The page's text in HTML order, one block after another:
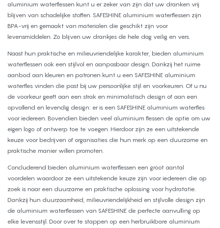
aluminium waterflessen kunt u er zeker van zijn dat uw dranken vrij
blijven van schadelijke stoffen. SAFESHINE aluminium waterflessen zijn
BPA-vrij en gemaakt van materialen die geschikt zijn voor
levensmiddelen. Zo blijven uw drankjes de hele dag veilig en vers.
Naast hun praktische en milieuvriendelijke karakter, bieden aluminium
waterflessen ook een stijlvol en aanpasbaar design. Dankzij het ruime
aanbod aan kleuren en patronen kunt u een SAFESHINE aluminium
waterfles vinden die past bij uw persoonlijke stijl en voorkeuren. Of u nu
de voorkeur geeft aan een strak en minimalistisch design of aan een
opvallend en levendig design: er is een SAFESHINE aluminium waterfles
voor iedereen. Bovendien bieden veel aluminium flessen de optie om uw
eigen logo of ontwerp toe te voegen. Hierdoor zijn ze een uitstekende
keuze voor bedrijven of organisaties die hun merk op een duurzame en
praktische manier willen promoten.
Concluderend bieden aluminium waterflessen een groot aantal
voordelen waardoor ze een uitstekende keuze zijn voor iedereen die op
zoek is naar een duurzame en praktische oplossing voor hydratatie.
Dankzij hun duurzaamheid, milieuvriendelijkheid en stijlvolle design zijn
de aluminium waterflessen van SAFESHINE de perfecte aanvulling op
elke levensstijl. Door over te stappen op een herbruikbare aluminium